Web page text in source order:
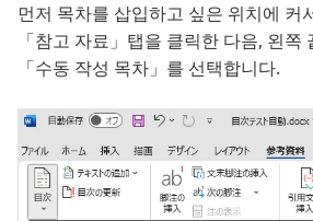
먼저 목차를 삽입하고 싶은 위치에 커
「참고 자료」탭을 클릭한 다음, 왼쪽
「수동 작성 목차」를 선택합니다.